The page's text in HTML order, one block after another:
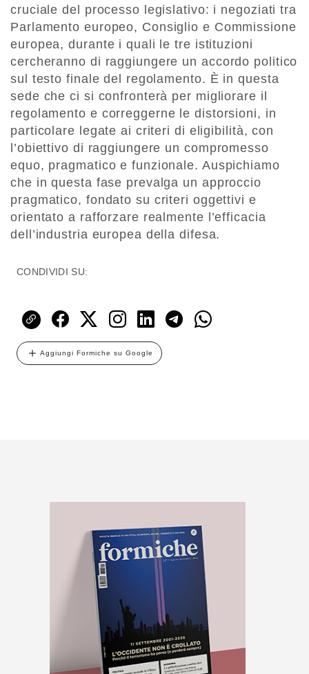
cruciale del processo legislativo: i negoziati tra
Parlamento europeo, Consiglio e Commissione
europea, durante i quali le tre istituzioni
cercheranno di raggiungere un accordo politico
sul testo finale del regolamento. È in questa
sede che ci si confronterà per migliorare il
regolamento e correggerne le distorsioni, in
particolare legate ai criteri di eligibilità, con
l’obiettivo di raggiungere un compromesso
equo, pragmatico e funzionale. Auspichiamo
che in questa fase prevalga un approccio
pragmatico, fondato su criteri oggettivi e
orientato a rafforzare realmente l’efficacia
dell’industria europea della difesa.
CONDIVIDI SU:
Aggiungi Formiche su Google